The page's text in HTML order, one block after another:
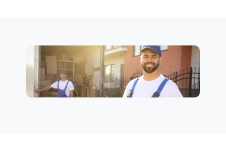
Neustadt
Mann